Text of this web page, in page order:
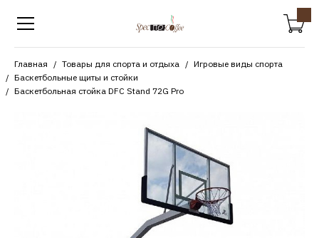
Главная Товары для спорта и отдыха
Игровые виды спорта
Баскетбольные щиты и стойки
Баскетбольная стойка DFC Stand 72G Pro